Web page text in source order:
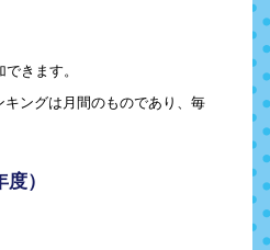
きます。
キングは月間のものであり、毎
）